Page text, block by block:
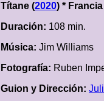
Títane (2020) *
Duración: 108 min.
Música: Jim Williams
Fotografía: Ruben
Guion y Dirección: